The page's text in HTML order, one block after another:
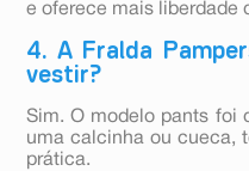
e oferece mais liberdade
4. A Fralda
vestir?
Sim. O modelo pants foi
uma calcinha ou cueca,
prática.